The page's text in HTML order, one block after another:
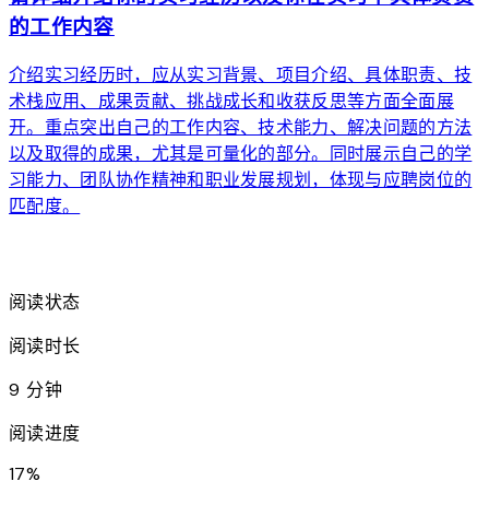
的工作内容
介绍实习经历时，应从实习背景、项目介绍、具体职责、技
术栈应用、成果贡献、挑战成长和收获反思等方面全面展
开。重点突出自己的工作内容、技术能力、解决问题的方法
以及取得的成果，尤其是可量化的部分。同时展示自己的学
习能力、团队协作精神和职业发展规划，体现与应聘岗位的
匹配度。
阅读状态
阅读时长
9 分钟
阅读进度
17%